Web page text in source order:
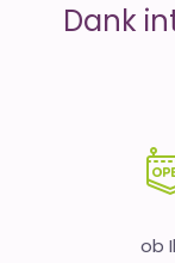
Dank
ob